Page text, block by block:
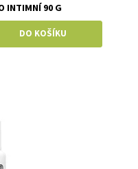
INTIMNÍ 90 G